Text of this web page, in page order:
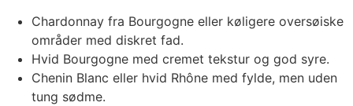
Chardonnay fra Bourgogne eller køligere oversøiske
områder med diskret fad.
Hvid Bourgogne med cremet tekstur og god syre.
Chenin Blanc eller hvid Rhône med fylde, men uden
tung sødme.